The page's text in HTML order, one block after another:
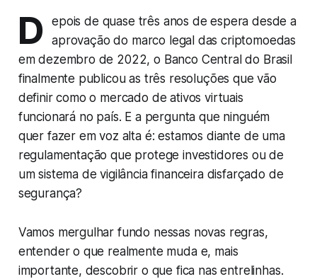
D
epois de quase três anos de espera desde a
aprovação do marco legal das criptomoedas
em dezembro de 2022, o Banco Central do Brasil
finalmente publicou as três resoluções que vão
definir como o mercado de ativos virtuais
funcionará no país. E a pergunta que ninguém
quer fazer em voz alta é: estamos diante de uma
regulamentação que protege investidores ou de
um sistema de vigilância financeira disfarçado de
segurança?
Vamos mergulhar fundo nessas novas regras,
entender o que realmente muda e, mais
importante, descobrir o que fica nas entrelinhas.